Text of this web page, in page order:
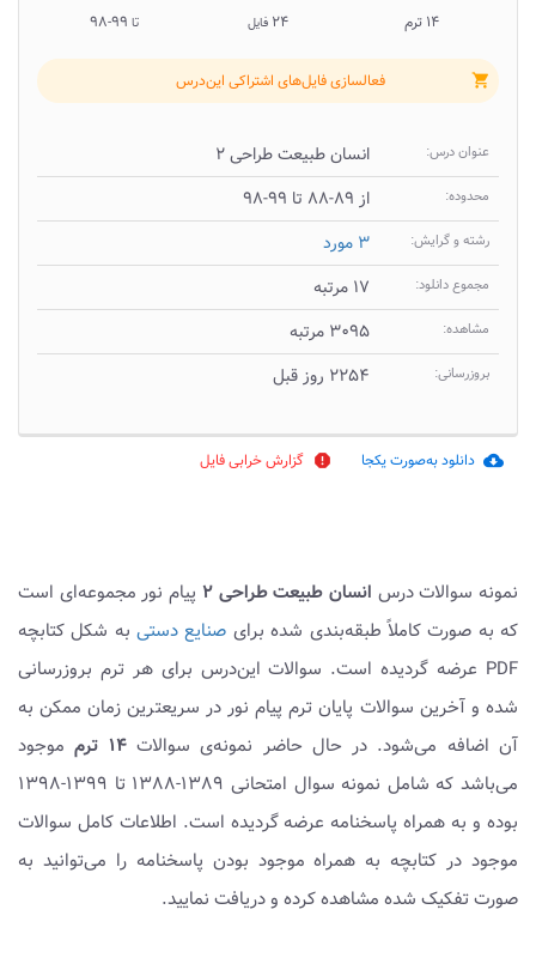
۱۴ ترم ۲۴ فایل تا
shopping_cart فعالسازی فایل‌های اشتراکی این‌درس
عنوان درس: انسان طبیعت طراحی ۲
محدوده: از ۸۹-۸۸ تا ۹۹-۹۸
رشته و گرایش: ۳ مورد
مجموع دانلود: ۱۷ مرتبه
مشاهده: ۳۰۹۵ مرتبه
بروزرسانی: ۲۲۵۴ روز قبل
cloud_download دانلود به‌صورت یکجا report گزارش خرابی فایل
نمونه سوالات درس انسان طبیعت طراحی ۲
پیام نور مجموعه‌ای است
که به صورت کاملاً طبقه‌بندی شده برای صنایع دستیبه شکل کتابچه
PDF عرضه گردیده است. سوالات این‌درس برای هر ترم بروزرسانی
شده و آخرین سوالات پایان ترم پیام نور در سریعترین زمان ممکن به
آن اضافه می‌شود. در حال حاضر نمونه‌ی سوالات۱۴ ترم
موجود
می‌باشد که شامل نمونه سوال امتحانی ۱۳۸۹-۱۳۸۸ تا ۱۳۹۹-۱۳۹۸
بوده و به همراه پاسخنامه عرضه گردیده است. اطلاعات کامل سوالات
موجود در کتابچه به همراه موجود بودن پاسخنامه را می‌توانید به
صورت تفکیک شده مشاهده کرده و دریافت نمایید.